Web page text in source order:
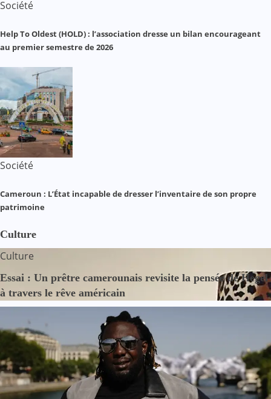
Société
Help To Oldest (HOLD) : l’association dresse un bilan encourageant
au premier semestre de 2026
Société
Cameroun : L’État incapable de dresser l’inventaire de son propre
patrimoine
Culture
Culture
Essai : Un prêtre camerounais revisite la pensée de Hegel
à travers le rêve américain